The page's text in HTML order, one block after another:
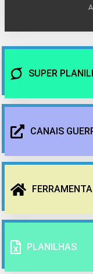
SUPER
CANAIS
PLANILHAS